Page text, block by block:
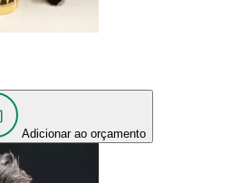
Adicionar ao orçamento